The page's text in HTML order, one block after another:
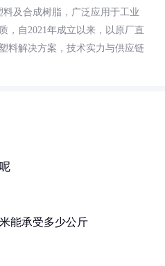
料及合成树脂，广泛应用于工业
，自2021年成立以来，以原厂直
料解决方案，技术实力与供应链
能承受多少公斤